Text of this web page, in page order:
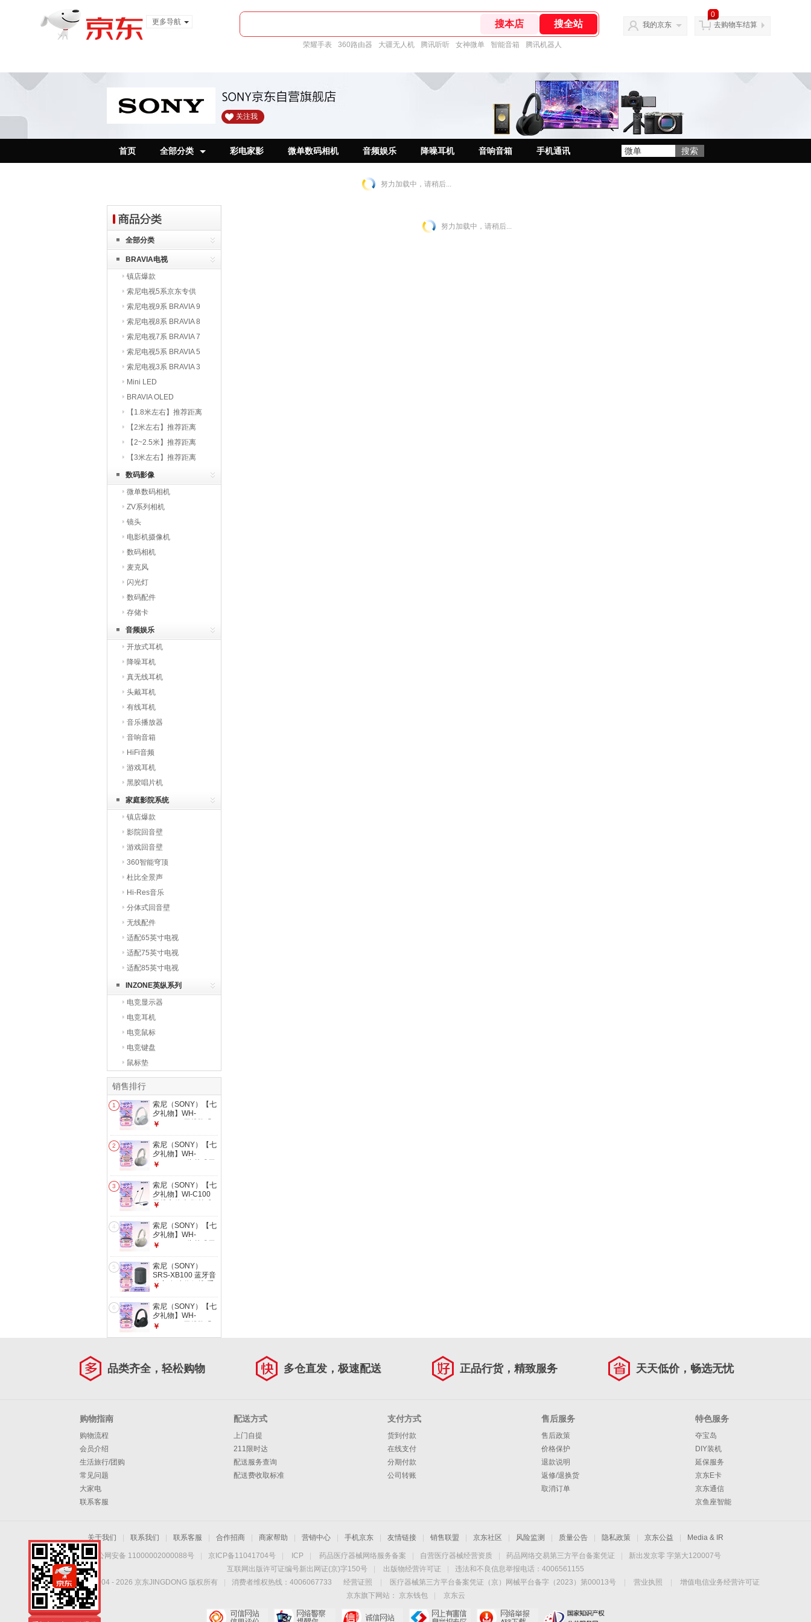
更多导航
荣耀手表 360路由器 大疆无人机 腾讯听听 女神微单 智能音箱 腾讯机器人
我的京东
0
去购物车结算
关注我
首页 全部分类 彩电家影 微单数码相机 音频娱乐 降噪耳机 音响音箱 手机通讯
努力加载中，请稍后...
全部分类
BRAVIA电视
镇店爆款
索尼电视5系京东专供
索尼电视9系 BRAVIA 9
索尼电视8系 BRAVIA 8
索尼电视7系 BRAVIA 7
索尼电视5系 BRAVIA 5
索尼电视3系 BRAVIA 3
Mini LED
BRAVIA OLED
【1.8米左右】推荐距离
【2米左右】推荐距离
【2~2.5米】推荐距离
【3米左右】推荐距离
数码影像
微单数码相机
ZV系列相机
镜头
电影机摄像机
数码相机
麦克风
闪光灯
数码配件
存储卡
音频娱乐
开放式耳机
降噪耳机
真无线耳机
头戴耳机
有线耳机
音乐播放器
音响音箱
HiFi音频
游戏耳机
黑胶唱片机
家庭影院系统
镇店爆款
影院回音壁
游戏回音壁
360智能穹顶
杜比全景声
Hi-Res音乐
分体式回音壁
无线配件
适配65英寸电视
适配75英寸电视
适配85英寸电视
INZONE英纵系列
电竞显示器
电竞耳机
电竞鼠标
电竞键盘
鼠标垫
销售排行
1
索尼（SONY）【七
夕礼物】WH-
CH720N 无线降噪
￥
2
索尼（SONY）【七
夕礼物】WH-
1000XM6 头戴式无
降噪 铂金银
￥
3
索尼（SONY）【七
夕礼物】WI-C100
无线立体声 颈挂式
防汗 约25小时长久
续航 黑色
￥
4
索尼（SONY）【七
夕礼物】WH-
1000XM5 头戴式无
降噪 铂金银
￥
5
索尼（SONY）
SRS-XB100 蓝牙音
箱音响 迷你便携 重
外音箱 防水防尘 黑
色 礼物
￥
6
索尼（SONY）【七
夕礼物】WH-
CH720N 无线降噪
￥
努力加载中，请稍后...
品类齐全，轻松购物 多仓直发，极速配送 正品行货，精致服务 天天低价，畅选无忧
购物指南
购物流程
会员介绍
生活旅行/团购
常见问题
大家电
联系客服
配送方式
上门自提
211限时达
配送服务查询
配送费收取标准
支付方式
货到付款
在线支付
分期付款
公司转账
售后服务
售后政策
价格保护
退款说明
返修/退换货
取消订单
特色服务
夺宝岛
DIY装机
延保服务
京东E卡
京东通信
京鱼座智能
关于我们 联系我们 联系客服 合作招商 商家帮助 营销中心 手机京东 友情链接 销售联盟 京东社区 风险监测 质量公告 隐私政策 京东公益 Media & IR
京公网安备 11000002000088号 京ICP备11041704号 ICP 药品医疗器械网络服务备案 自营医疗器械经营资质 药品网络交易第三方平台备案凭证
新出发京零 字第大120007号
互联网出版许可证编号新出网证(京)字150号
出版物经营许可证
违法和不良信息举报电话：4006561155
Copyright © 2004 - 2026 京东JINGDONG 版权所有 消费者维权热线：4006067733 经营证照 医疗器械第三方平台备案凭证（京）网械平台备字（2023）第00013号 营业执照
增值电信业务经营许可证
京东旗下网站：
京东钱包
京东云
手机扫一扫，劲爆优
惠触手可得！